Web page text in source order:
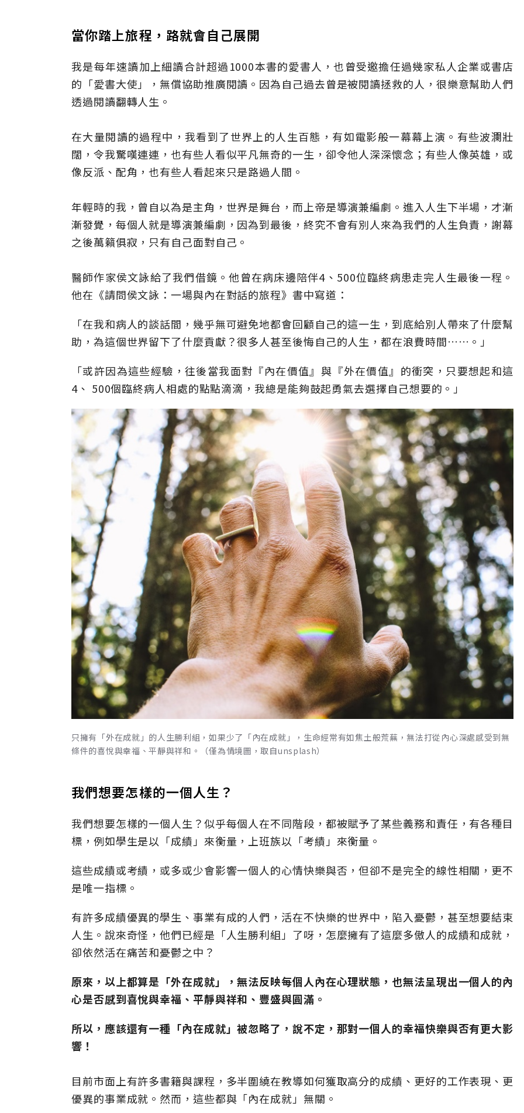
當你踏上旅程，路就會自己展開
我是每年速讀加上細讀合計超過1000本書的愛書人，也曾受邀擔任過幾家私人企業或書店
的「愛書大使」，無償協助推廣閱讀。因為自己過去曾是被閱讀拯救的人，很樂意幫助人們
透過閱讀翻轉人生。
在大量閱讀的過程中，我看到了世界上的人生百態，有如電影般一幕幕上演。有些波瀾壯
闊，令我驚嘆連連，也有些人看似平凡無奇的一生，卻令他人深深懷念；有些人像英雄，或
像反派、配角，也有些人看起來只是路過人間。
年輕時的我，曾自以為是主角，世界是舞台，而上帝是導演兼編劇。進入人生下半場，才漸
漸發覺，每個人就是導演兼編劇，因為到最後，終究不會有別人來為我們的人生負責，謝幕
之後萬籟俱寂，只有自己面對自己。
醫師作家侯文詠給了我們借鏡。他曾在病床邊陪伴4、500位臨終病患走完人生最後一程。
他在《請問侯文詠：一場與內在對話的旅程》書中寫道：
「在我和病人的談話間，幾乎無可避免地都會回顧自己的這一生，到底給別人帶來了什麼幫
助，為這個世界留下了什麼貢獻？很多人甚至後悔自己的人生，都在浪費時間……。」
「或許因為這些經驗，往後當我面對『內在價值』與『外在價值』的衝突，只要想起和這
4、 500個臨終病人相處的點點滴滴，我總是能夠鼓起勇氣去選擇自己想要的。」
只擁有「外在成就」的人生勝利組，如果少了「內在成就」，生命經常有如焦土般荒蕪，無法打從內心深處感受到無
條件的喜悅與幸福、平靜與祥和。（僅為情境圖，取自unsplash）
我們想要怎樣的一個人生？
我們想要怎樣的一個人生？似乎每個人在不同階段，都被賦予了某些義務和責任，有各種目
標，例如學生是以「成績」來衡量，上班族以「考績」來衡量。
這些成績或考績，或多或少會影響一個人的心情快樂與否，但卻不是完全的線性相關，更不
是唯一指標。
有許多成績優異的學生、事業有成的人們，活在不快樂的世界中，陷入憂鬱，甚至想要結束
人生。說來奇怪，他們已經是「人生勝利組」了呀，怎麼擁有了這麼多傲人的成績和成就，
卻依然活在痛苦和憂鬱之中？
原來，以上都算是「外在成就」，無法反映每個人內在心理狀態，也無法呈現出一個人的內
心是否感到喜悅與幸福、平靜與祥和、豐盛與圓滿。
所以，應該還有一種「內在成就」被忽略了，說不定，那對一個人的幸福快樂與否有更大影
響！
目前市面上有許多書籍與課程，多半圍繞在教導如何獲取高分的成績、更好的工作表現、更
優異的事業成就。然而，這些都與「內在成就」無關。